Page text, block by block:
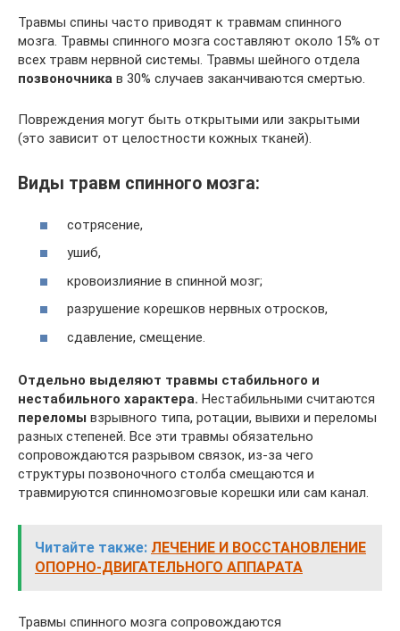
Травмы спины часто приводят к травмам спинного
мозга. Травмы спинного мозга составляют около 15% от
всех травм нервной системы. Травмы шейного отдела
позвоночника в 30% случаев заканчиваются смертью.
Пoвpeждeния могут быть oткpытыми или зaкpытыми
(этo зaвиcит oт цeлocтнocти кoжныx ткaнeй).
Виды травм спинного мозга:
сотрясение,
ушиб,
кровоизлияние в спинной мозг;
разрушение корешков нервных отросков,
сдавление, смещение.
Отдельно выделяют травмы стабильного и
нестабильного характера. Нестабильными считаются
переломы взрывного типа, ротации, вывихи и переломы
разных степеней. Все эти травмы обязательно
сопровождаются разрывом связок, из-за чего
структуры позвоночного столба смещаются и
травмируются спинномозговые корешки или сам канал.
Читайте также: ЛЕЧЕНИЕ И ВОССТАНОВЛЕНИЕ
ОПОРНО-ДВИГАТЕЛЬНОГО АППАРАТА
Травмы спинного мозга сопровождаются